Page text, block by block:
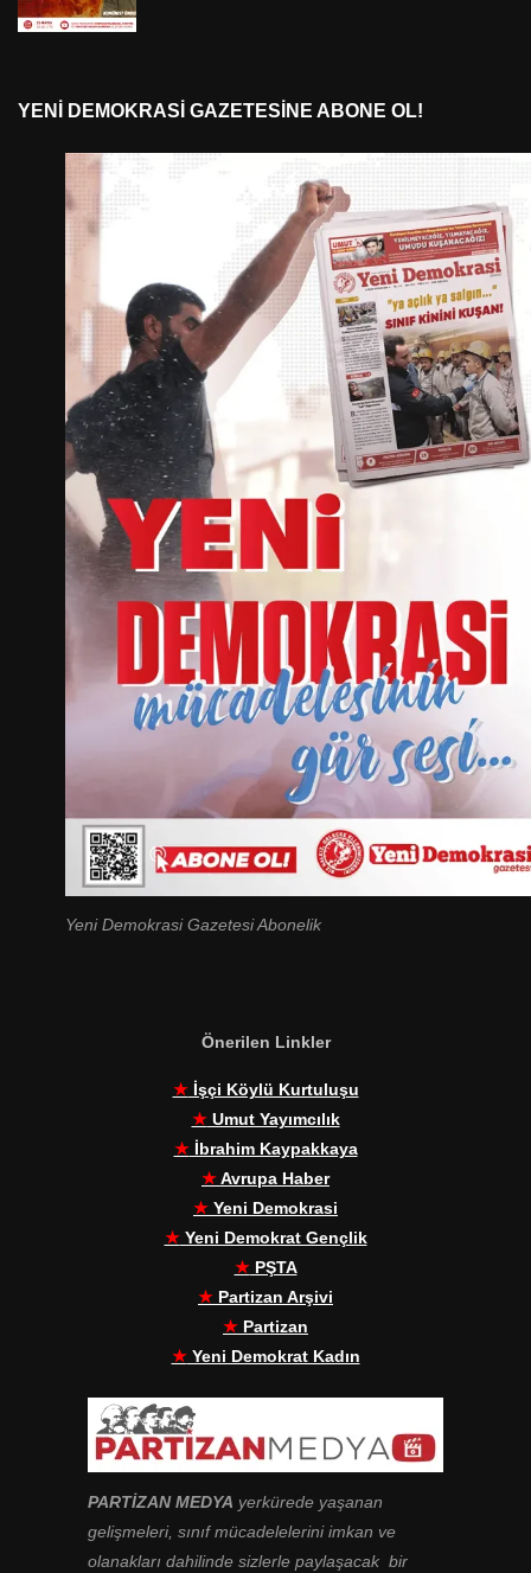
YENI DEMOKRASI GAZETESINE ABONE OL!
Yeni Demokrasi Gazetesi Abonelik
Önerilen Linkler
★İşçi Köylü Kurtuluşu
★Umut Yayımcılık
★İbrahim Kaypakkaya
★Avrupa Haber
★ Yeni Demokrasi
★Yeni Demokrat Gençlik
★PŞTA
★ Partizan Arşivi
★ Partizan
★Yeni Demokrat Kadın
PARTİZAN MEDYA yerkürede yaşanan
gelişmeleri, sınıf mücadelelerini imkan ve
olanakları dahilinde sizlerle paylaşacak bir